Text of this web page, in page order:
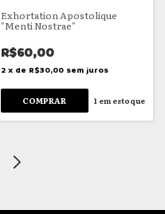
Exhortation Apostolique
"Menti Nostrae"
R$60,00
2 x de R$30,00 sem juros
1 em estoque